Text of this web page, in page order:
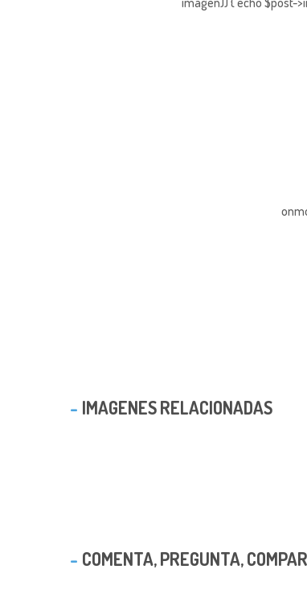
IMAGENES RELACIONADAS
COMENTA, PREGUNTA,